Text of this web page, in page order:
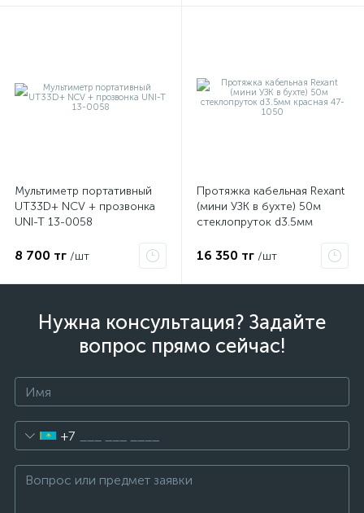
Мультиметр портативный
UT33D+ NCV + прозвонка
UNI-T 13-0058
8 700 тг /шт
Протяжка кабельная Rexant
(мини УЗК в бухте) 50м
стеклопруток d3.5мм
16 350 тг /шт
Нужна консультация? Задайте
вопрос прямо сейчас!
+7